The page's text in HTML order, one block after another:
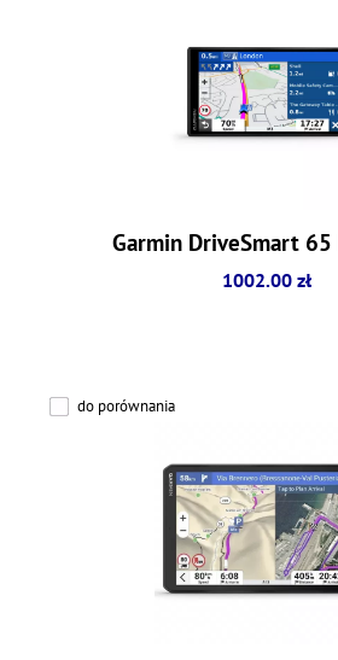
Garmin DriveSmart 65
1002.00 zł
do porównania